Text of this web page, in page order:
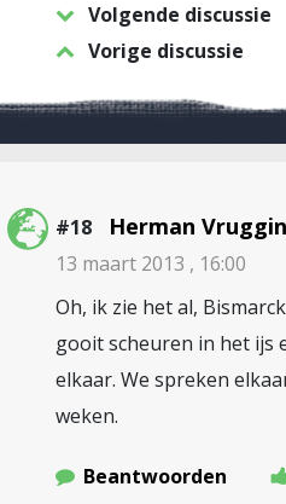
Volgende discussie
Vorige discussie
#18 Herman
13 maart 2013 , 16:00
Oh, ik zie het al,
gooit scheuren in het ijs
elkaar. We spreken
weken.
Beantwoorden